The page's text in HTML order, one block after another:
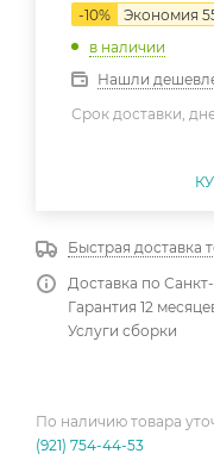
-10% Экономия
в наличии
Нашли
Срок доставки,
Быстрая доставка
Доставка по
Гарантия 12
Услуги сборки
По наличию товара
(921) 754-44-53